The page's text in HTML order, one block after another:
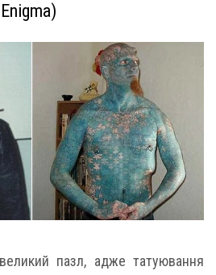
пазл, адже татуювання